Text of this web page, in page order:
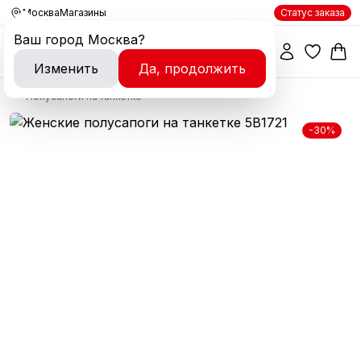
Москва
Ваш город Москва?
Изменить
Да, продолжить
Магазины Статус заказа
Полусапоги на танкетке
-30%